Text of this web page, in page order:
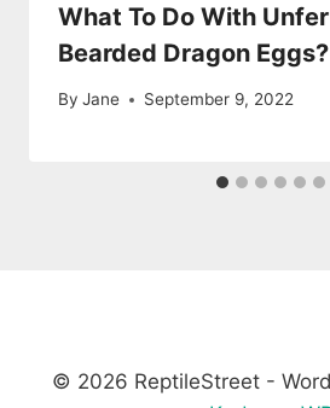
What To Do With
Bearded Dragon Eggs?
By Jane September 9, 2022
© 2026 ReptileStreet -